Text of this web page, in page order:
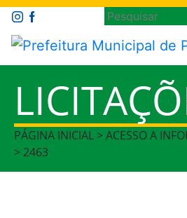
PÁGINA INICIAL > ACESSO A
> 2463